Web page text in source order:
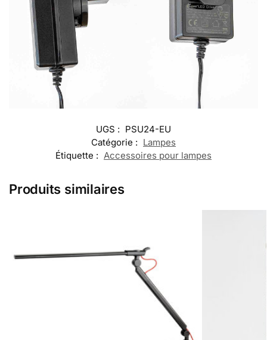
UGS : PSU24-EU
Catégorie : Lampes
Étiquette : Accessoires pour lampes
Produits similaires